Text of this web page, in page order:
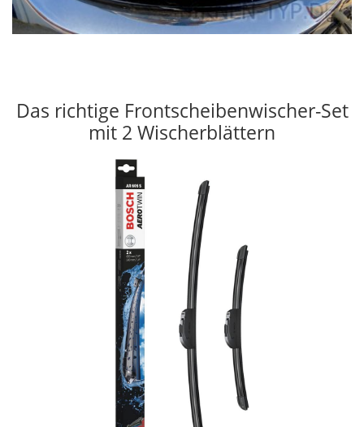
Das richtige Frontscheibenwischer-Set
mit 2 Wischerblättern